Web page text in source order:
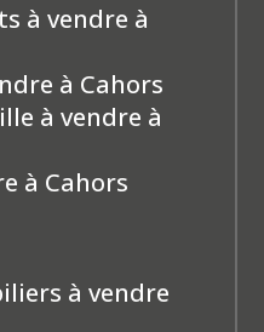
à vendre à
à Cahors
à vendre à
à Cahors
à vendre